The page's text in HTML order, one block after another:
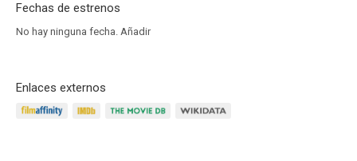
Fechas de estrenos
No hay ninguna fecha. Añadir
Enlaces externos